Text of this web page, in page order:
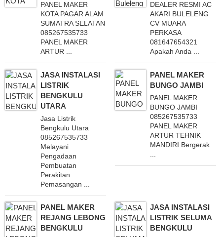
PANEL MAKER
KOTA PAGAR ALAM
SUMATRA SELATAN
085267535733
PANEL MAKER
ARTUR ...
DEALER RESMI AC
AKARI BULELENG
CV MUARA
PERKASA
081647654321
Apakah Anda ...
JASA INSTALASI
LISTRIK
BENGKULU
UTARA
Jasa Listrik
Bengkulu Utara
085267535733
Melayani
Pengadaan
Pembuatan
Perakitan
Pemasangan ...
PANEL MAKER
BUNGO JAMBI
PANEL MAKER
BUNGO JAMBI
085267535733
PANEL MAKER
ARTUR TEHNIK
MANDIRI Bergerak
PANEL MAKER
REJANG LEBONG
BENGKULU
JASA INSTALASI
LISTRIK SELUMA
BENGKULU